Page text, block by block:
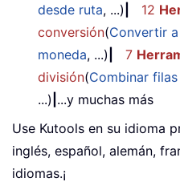
desde ruta, ...) 12
conversión(Convertir
moneda, ...) 7
división(Combinar
...) ...y muchas más
Use Kutools en su idioma
inglés, español, alemán,
idiomas.¡